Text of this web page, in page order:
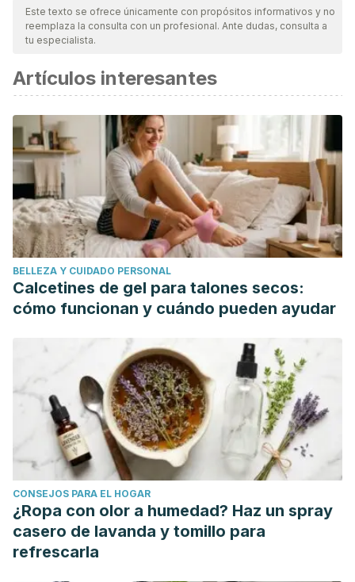
nuestro equipo, para asegurar su calidad, confiabilidad,
vigencia y validez.La bibliografía de este artículo fue
científica.
Krempel, M., & Jaatun, M. G. (2014). Learn to SWIM. In
Proceedings – 9th International Conference on Availability,
Reliability and Security, ARES 2014.
https://doi.org/10.1109/ARES.2014.82
Blanksby, B. A., Parker, H. E., Bradley, S., & Ong, V. (1995).
Journal of science and medicine in sport. The Australian
Journal of Science and Medicine in Sport.
https://doi.org/10.1016/j.jsams.2014.09.010
Grey, D., & Sadoff, C. W. (2007). Sink or Swim? Water
security for growth and development. Water Policy.
https://doi.org/10.2166/wp.2007.021
Barros Lázaro, A. (2018). Ejercicios para reducir el miedo al
agua en personas con Trastorno del Espectro Autista.
Este texto se ofrece únicamente con propósitos informativos y no
reemplaza la consulta con un profesional. Ante dudas, consulta a
tu especialista.
Artículos interesantes
BELLEZA Y CUIDADO PERSONAL
Calcetines de gel para talones secos:
cómo funcionan y cuándo pueden ayudar
CONSEJOS PARA EL HOGAR
¿Ropa con olor a humedad? Haz un spray
casero de lavanda y tomillo para
refrescarla